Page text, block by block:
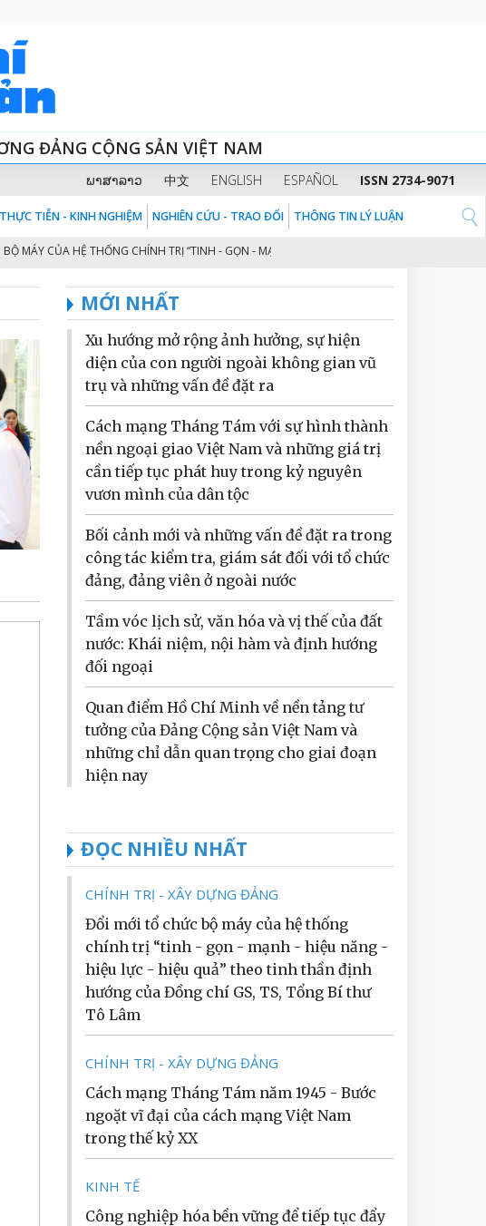
ĐẢNG CỘNG SẢN VIỆT NAM
ພາສາລາວ 中文 ENGLISH ESPAÑOL ISSN 2734-9071
THỰC TIỄN - KINH NGHIỆM NGHIÊN CỨU - TRAO ĐỔI THÔNG TIN LÝ LUẬN
CỦA HỆ THỐNG CHÍNH TRỊ “TINH - GỌN - MẠNH - HIỆU NĂNG - HIỆU LỰC - HIỆU QUẢ”
MỚI NHẤT
Xu hướng mở rộng ảnh hưởng, sự hiện
diện của con người ngoài không gian vũ
trụ và những vấn đề đặt ra
Cách mạng Tháng Tám với sự hình thành
nền ngoại giao Việt Nam và những giá trị
cần tiếp tục phát huy trong kỷ nguyên
vươn mình của dân tộc
Bối cảnh mới và những vấn đề đặt ra trong
công tác kiểm tra, giám sát đối với tổ chức
đảng, đảng viên ở ngoài nước
Tầm vóc lịch sử, văn hóa và vị thế của đất
nước: Khái niệm, nội hàm và định hướng
đối ngoại
Quan điểm Hồ Chí Minh về nền tảng tư
tưởng của Đảng Cộng sản Việt Nam và
những chỉ dẫn quan trọng cho giai đoạn
hiện nay
ĐỌC NHIỀU NHẤT
CHÍNH TRỊ - XÂY DỰNG ĐẢNG
Đổi mới tổ chức bộ máy của hệ thống
chính trị “tinh - gọn - mạnh - hiệu năng -
hiệu lực - hiệu quả” theo tinh thần định
hướng của Đồng chí GS, TS, Tổng Bí thư
Tô Lâm
CHÍNH TRỊ - XÂY DỰNG ĐẢNG
Cách mạng Tháng Tám năm 1945 - Bước
ngoặt vĩ đại của cách mạng Việt Nam
trong thế kỷ XX
KINH TẾ
Công nghiệp hóa bền vững để tiếp tục đẩy